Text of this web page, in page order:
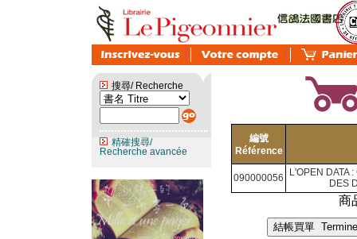
搜尋/ Recherche
精確搜尋/
Recherche avancée
編號
Référence
090000056
L'OPEN DATA
DES
商